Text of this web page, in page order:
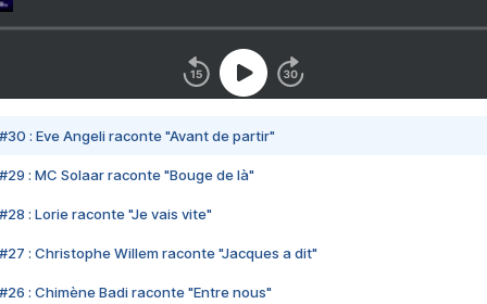
#30 : Eve Angeli raconte "Avant de partir"
#29 : MC Solaar raconte "Bouge de là"
#28 : Lorie raconte "Je vais vite"
#27 : Christophe Willem raconte "Jacques a dit"
#26 : Chimène Badi raconte "Entre nous"